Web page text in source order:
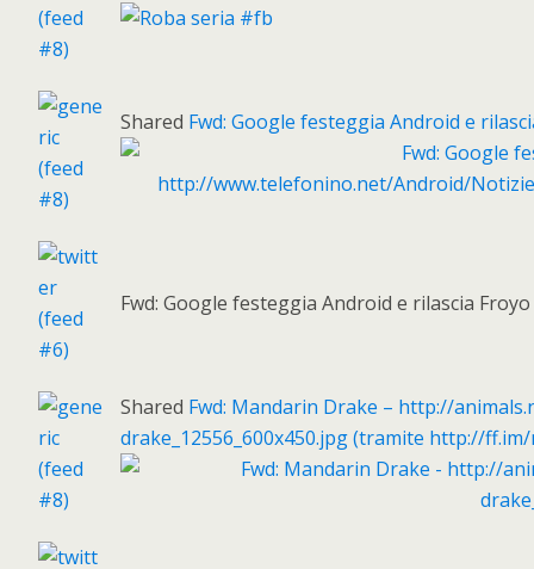
Shared Fwd: Google festeggia Android e
Fwd: Google festeggia Android e rilascia
Shared Fwd: Mandarin Drake – http://
drake_12556_600x450.jpg (tramite http://